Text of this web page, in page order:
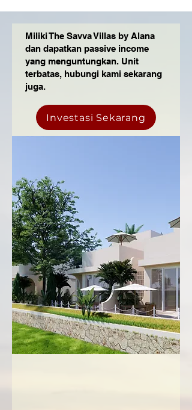
Miliki The Savva Villas by Alana
dan dapatkan passive income
yang menguntungkan. Unit
terbatas, hubungi kami sekarang
juga.
Investasi Sekarang